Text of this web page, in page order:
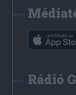
Rádió